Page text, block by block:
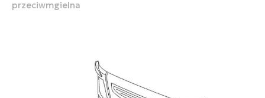
przeciwmgielna